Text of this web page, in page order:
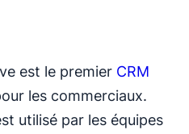
est le premier CRM
les commerciaux.
utilisé par les équipes